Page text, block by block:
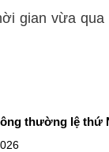
gian vừa
thường lệ thứ